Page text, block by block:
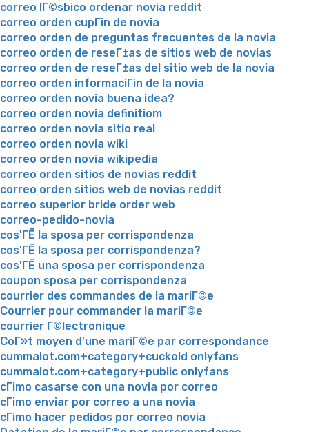
correo lГ©sbico ordenar novia reddit
correo orden cupГіn de novia
correo orden de preguntas frecuentes de la novia
correo orden de reseГ±as de sitios web de novias
correo orden de reseГ±as del sitio web de la novia
correo orden informaciГіn de la novia
correo orden novia buena idea?
correo orden novia definitiom
correo orden novia sitio real
correo orden novia wiki
correo orden novia wikipedia
correo orden sitios de novias reddit
correo orden sitios web de novias reddit
correo superior bride order web
correo-pedido-novia
cos'ГЁ la sposa per corrispondenza
cos'ГЁ la sposa per corrispondenza?
cos'ГЁ una sposa per corrispondenza
coupon sposa per corrispondenza
courrier des commandes de la mariГ©e
Courrier pour commander la mariГ©e
courrier Г©lectronique
CoГ»t moyen d'une mariГ©e par correspondance
cummalot.com+category+cuckold onlyfans
cummalot.com+category+public onlyfans
cГіmo casarse con una novia por correo
cГіmo enviar por correo a una novia
cГіmo hacer pedidos por correo novia